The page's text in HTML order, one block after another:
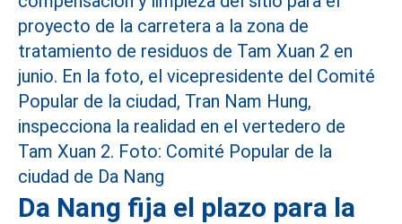
Da Nang fija el plazo para la